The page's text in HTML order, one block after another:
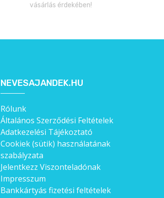
vásárlás érdekében!
NEVESAJANDEK.HU
Rólunk
Általános Szerződési Feltételek
Adatkezelési Tájékoztató
Cookiek (sütik) használatának
szabályzata
Jelentkezz Viszonteladónak
Impresszum
Bankkártyás fizetési feltételek